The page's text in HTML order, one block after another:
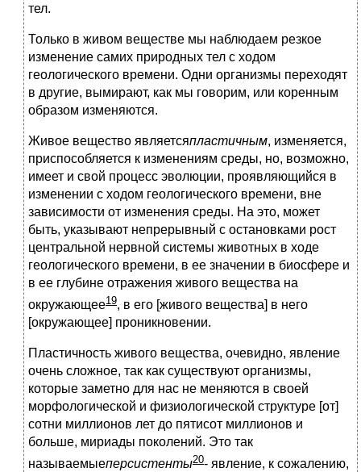
тел.
Только в живом веществе мы наблюдаем резкое
изменение самих природных тел с ходом
геологического времени. Одни организмы переходят
в другие, вымирают, как мы говорим, или коренным
образом изменяются.
Живое вещество являетсяпластичным, изменяется,
приспособляется к изменениям среды, но, возможно,
имеет и свой процесс эволюции, проявляющийся в
изменении с ходом геологического времени, вне
зависимости от изменения среды. На это, может
быть, указывают непрерывный с остановками рост
центральной нервной системы животных в ходе
геологического времени, в ее значении в биосфере и
в ее глубине отражения живого вещества на
окружающее19, в его [живого вещества] в него
[окружающее] проникновении.
Пластичность живого вещества, очевидно, явление
очень сложное, так как существуют организмы,
которые заметно для нас не меняются в своей
морфологической и физиологической структуре [от]
сотни миллионов лет до пятисот миллионов и
больше, мириады поколений. Это так
называемыеперсистенты20- явление, к сожалению,